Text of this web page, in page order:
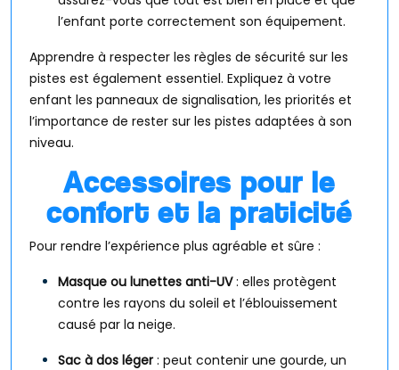
l’enfant porte correctement son équipement.
Apprendre à respecter les règles de sécurité sur les
pistes est également essentiel. Expliquez à votre
enfant les panneaux de signalisation, les priorités et
l’importance de rester sur les pistes adaptées à son
niveau.
Accessoires pour le
confort et la praticité
Pour rendre l’expérience plus agréable et sûre :
Masque ou lunettes anti-UV: elles protègent
contre les rayons du soleil et l’éblouissement
causé par la neige.
Sac à dos léger : peut contenir une gourde, un